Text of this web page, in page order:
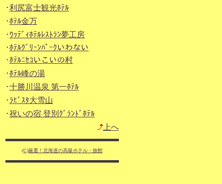
･利尻富士観光ﾎﾃﾙ
･ﾎﾃﾙ金万
･ ｳｯﾃﾞｨﾎﾃﾙﾚｽﾄﾗﾝ夢工房
･ﾎﾃﾙｸﾞﾘｰﾝﾊﾟｰｸいわない
･ﾎﾃﾙﾆｾｺいこいの村
･ﾎﾃﾙ峰の湯
･十勝川温泉 第一ﾎﾃﾙ
･ﾗﾋﾞｽﾀ大雪山
･祝いの宿 登別ｸﾞﾗﾝﾄﾞﾎﾃﾙ
上へ
(C)厳選！北海道の高級ホテル・旅館